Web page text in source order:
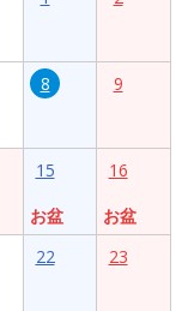
8 9
15
お盆
16
お盆
22 23